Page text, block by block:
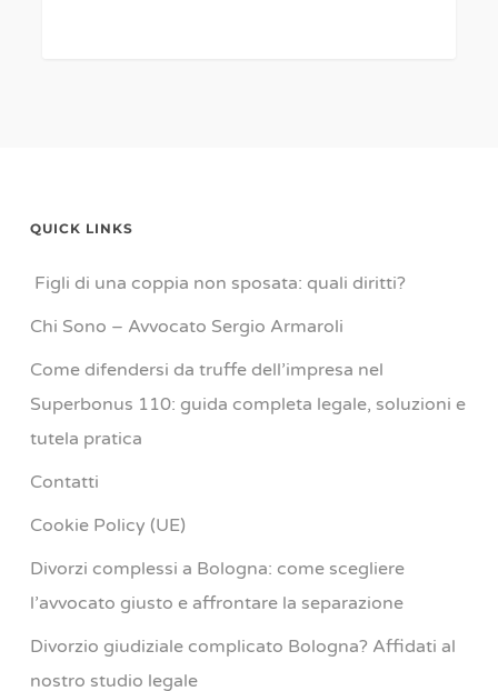
QUICK LINKS
Figli di una coppia non sposata: quali diritti?
Chi Sono – Avvocato Sergio Armaroli
Come difendersi da truffe dell’impresa nel
Superbonus 110: guida completa legale, soluzioni e
tutela pratica
Contatti
Cookie Policy (UE)
Divorzi complessi a Bologna: come scegliere
l’avvocato giusto e affrontare la separazione
Divorzio giudiziale complicato Bologna? Affidati al
nostro studio legale